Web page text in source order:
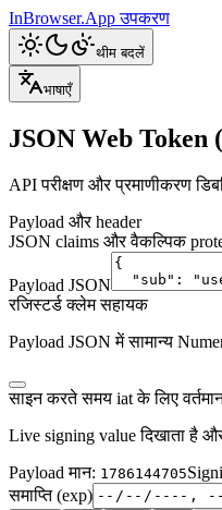
InBrowser.Appउपकरण
थीम बदलें
भाषाएँ
JSON Web Token
API परीक्षण और प्रमाणीकरण
Payload और header
JSON claims और वैकल्पिक
Payload JSON
रजिस्टर्ड क्लेम सहायक
Payload JSON में सामान्य
साइन करते समय iat के लिए
Live signing value दिखाता है
Payload मान: 1786144705
समाप्ति (exp)